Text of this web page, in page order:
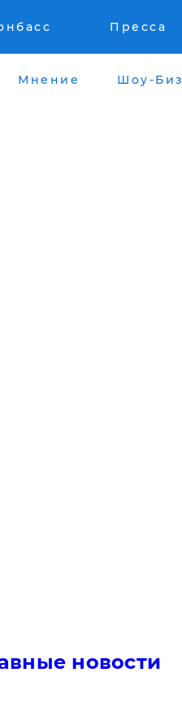
Пресса
Мнение Шоу-Биз
новости